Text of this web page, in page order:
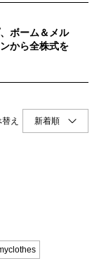
ボーム＆メル
から全株式を
え